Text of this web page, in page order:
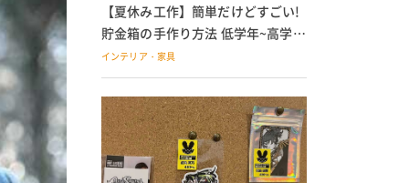
【夏休み工作】簡単だけどすごい!
貯金箱の手作り方法 低学年~高学年
の子どもにも
インテリア・家具